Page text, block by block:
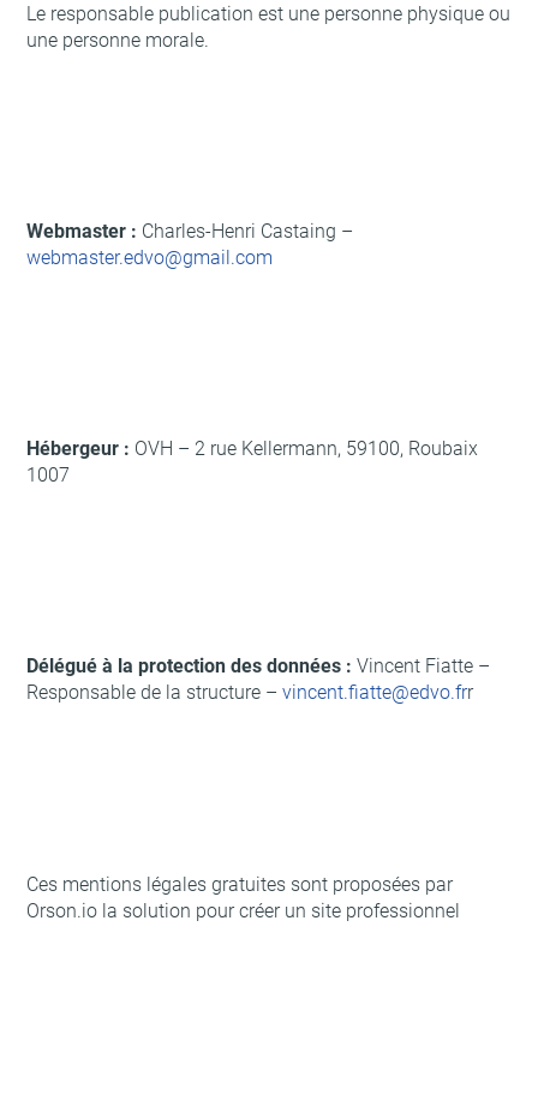
Le responsable publication est une personne physique ou
une personne morale.
Webmaster : Charles-Henri Castaing –
webmaster.edvo@gmail.com
Hébergeur : OVH – 2 rue Kellermann, 59100, Roubaix
1007
Délégué à la protection des données : Vincent Fiatte –
Responsable de la structure –vincent.fiatte@edvo.frr
Ces mentions légales gratuites sont proposées par
Orson.io la solution pour créer un site professionnel